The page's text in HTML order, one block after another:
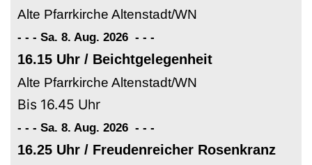
Alte Pfarrkirche Altenstadt/WN
- - - Sa. 8. Aug. 2026 - - -
16.15 Uhr / Beichtgelegenheit
Alte Pfarrkirche Altenstadt/WN
Bis 16.45 Uhr
- - - Sa. 8. Aug. 2026 - - -
16.25 Uhr / Freudenreicher Rosenkranz